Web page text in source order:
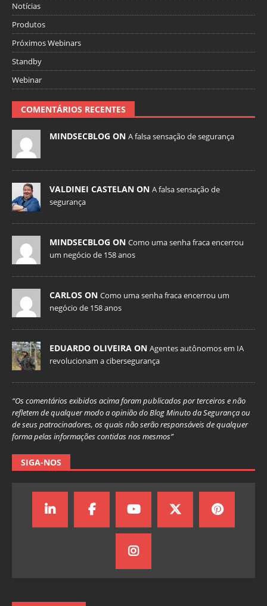
Notícias
Produtos
Próximos Webinars
Standby
Webinar
COMENTÁRIOS RECENTES
MINDSECBLOG ON A falsa sensação de segurança
VALDINEI CASTELAN ON A falsa sensação de
segurança
MINDSECBLOG ON Como uma senha fraca encerrou
um negócio de 158 anos
CARLOS ON Como uma senha fraca encerrou um
negócio de 158 anos
EDUARDO OLIVEIRA ON Agentes autônomos em IA
revolucionam a cibersegurança
“Os comentários exibidos acima foram publicados por terceiros e não
refletem de qualquer modo a opinião do Blog Minuto da Segurança ou
de seus patrocinadores, os quais não serão responsáveis de qualquer
forma pelas informações contidas nos mesmos”
SIGA-NOS